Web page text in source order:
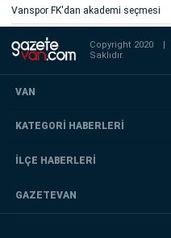
Vanspor FK'dan akademi seçmesi
Copyright 2020
Saklıdır.
VAN
KATEGORİ HABERLERİ
İLÇE HABERLERİ
GAZETEVAN